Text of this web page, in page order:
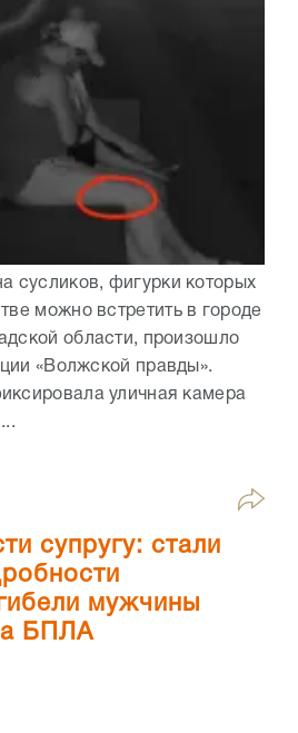
сусликов, фигурки которых
можно встретить в городе
области, произошло
«Волжской правды».
уличная камера
супругу: стали
мужчины
БПЛА